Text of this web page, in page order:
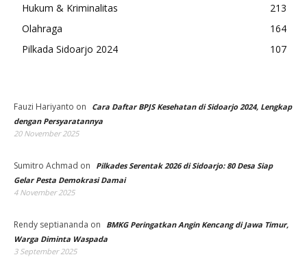
Hukum & Kriminalitas
213
Olahraga
164
Pilkada Sidoarjo 2024
107
Fauzi Hariyanto on
Cara Daftar BPJS Kesehatan di Sidoarjo 2024, Lengkap
dengan Persyaratannya
20 November 2025
Sumitro Achmad on
Pilkades Serentak 2026 di Sidoarjo: 80 Desa Siap
Gelar Pesta Demokrasi Damai
4 November 2025
Rendy septiananda on
BMKG Peringatkan Angin Kencang di Jawa Timur,
Warga Diminta Waspada
3 September 2025